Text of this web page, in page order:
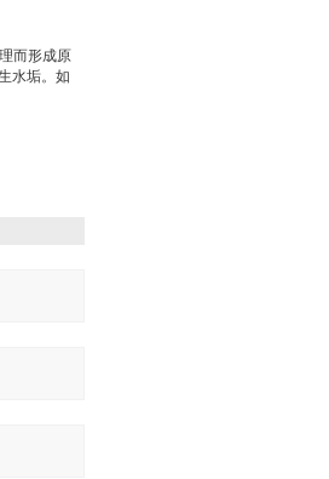
而形成原
水垢。如